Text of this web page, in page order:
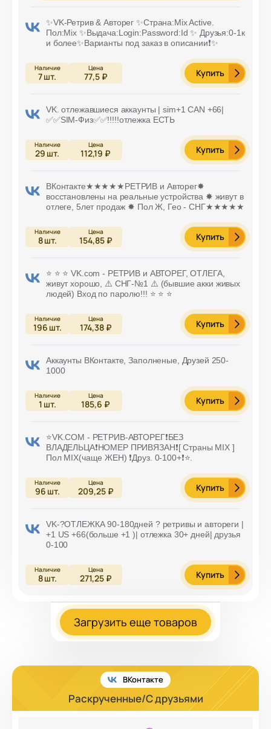
✨VK-Ретрив & Авторег ✨Страна:Mix Active.
Пол:Mix ✨Выдача:Login:Password:Id ✨ Друзья:0-1к
и более✨Варианты под заказ в описании❗️✨
7шт. 77,5 ₽ Купить
VK. отлежавшиеся аккаунты | sim+1 CAN +66|
✅✅SIM-Физ✅✅!!!!!отлежка ЕСТЬ
29 шт. 112,19 ₽ Купить
ВКонтакте★★★★★РЕТРИВ и Авторег✸
восстановлены на реальные устройства ✸ живут в
отлеге, 5лет продаж ✸ Пол Ж, Гео - СНГ★★★★★
8шт. 154,85 ₽ Купить
⭐️ ⭐️ ⭐️ VK.com - РЕТРИВ и АВТОРЕГ, ОТЛЕГА,
живут хорошо, ⚠️ СНГ-№1 ⚠️ (бывшие акки живых
людей) Вход по паролю!!! ⭐️ ⭐️ ⭐️
196 шт. 174,38 ₽ Купить
Аккаунты ВКонтакте, Заполненые, Друзей 250-
1000
1 шт. 185,6 ₽ Купить
⭐️VK.COM - РЕТРИВ-АВТОРЕГ❗БЕЗ
ВЛАДЕЛЬЦА❗НОМЕР ПРИВЯЗАН❗[ Страны MIX ]
Пол MIX(чаще ЖЕН) ❗Друз. 0-100+❗⭐️.
96 шт. 209,25 ₽ Купить
VK-?ОТЛЕЖКА 90-180дней ? ретривы и автореги |
+1 US +66(больше +1 )| отлежка 30+ дней| друзья
0-100
8шт. 271,25 ₽ Купить
Загрузить еще товаров
ВКонтакте
Раскрученные/С друзьями